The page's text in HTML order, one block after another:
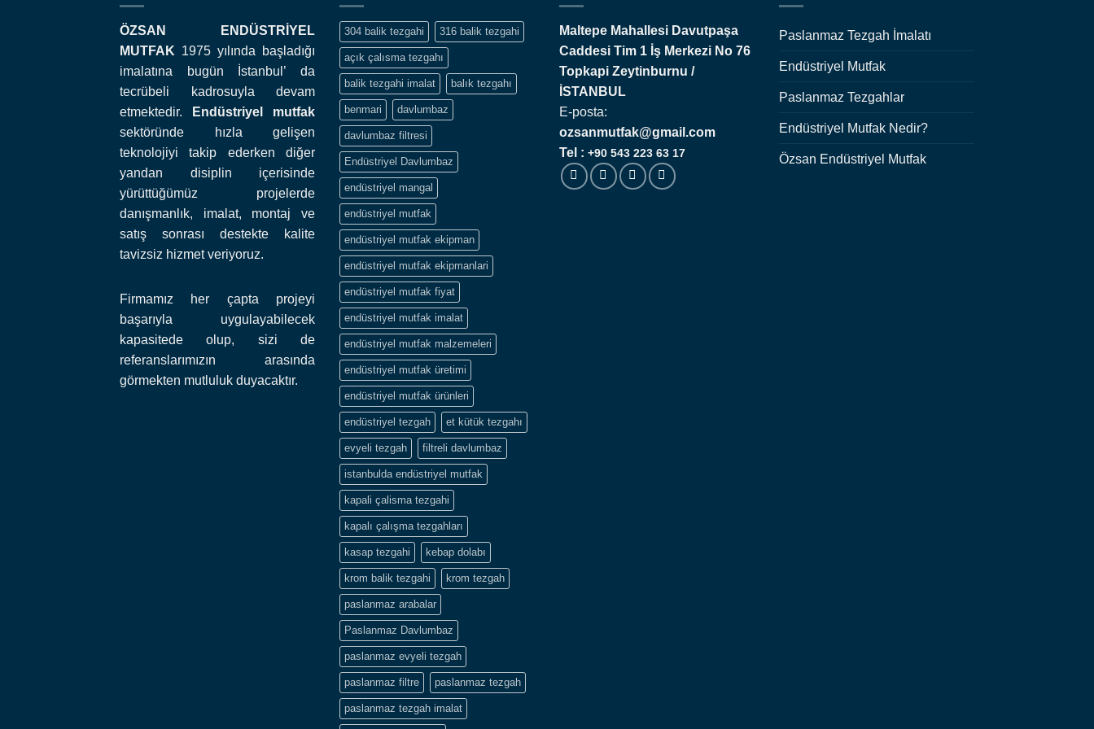
ÖZSAN ENDÜSTRİYEL
MUTFAK 1975 yılında başladığı
imalatına bugün İstanbul’ da
tecrübeli kadrosuyla devam
etmektedir.
Endüstriyel mutfak
sektöründe hızla gelişen
teknolojiyi takip ederken diğer
yandan disiplin içerisinde
yürüttüğümüz projelerde
danışmanlık, imalat, montaj ve
satış sonrası destekte kalite
tavizsiz hizmet veriyoruz.
Firmamız her çapta projeyi
başarıyla uygulayabilecek
kapasitede olup, sizi de
referanslarımızın arasında
görmekten mutluluk duyacaktır.
304 balik tezgahi 316 balik tezgahi
açık çalısma tezgahı
balik tezgahi imalat balık tezgahı
benmari davlumbaz
davlumbaz filtresi
Endüstriyel Davlumbaz
endüstriyel mangal
endüstriyel mutfak
endüstriyel mutfak ekipman
endüstriyel mutfak ekipmanlari
endüstriyel mutfak fiyat
endüstriyel mutfak imalat
endüstriyel mutfak malzemeleri
endüstriyel mutfak üretimi
endüstriyel mutfak ürünleri
endüstriyel tezgah et kütük tezgahı
evyeli tezgah filtreli davlumbaz
istanbulda endüstriyel mutfak
kapali çalisma tezgahi
kapalı çalışma tezgahları
kasap tezgahi kebap dolabı
krom balik tezgahi krom tezgah
paslanmaz arabalar
Paslanmaz Davlumbaz
paslanmaz evyeli tezgah
paslanmaz filtre paslanmaz tezgah
paslanmaz tezgah imalat
Maltepe Mahallesi Davutpaşa
Caddesi Tim 1 İş Merkezi No 76
Topkapi Zeytinburnu /
İSTANBUL
E-posta:
ozsanmutfak@gmail.com
Tel : +90 543 223 63 17
Paslanmaz Tezgah İmalatı
Endüstriyel Mutfak
Paslanmaz Tezgahlar
Endüstriyel Mutfak Nedir?
Özsan Endüstriyel Mutfak